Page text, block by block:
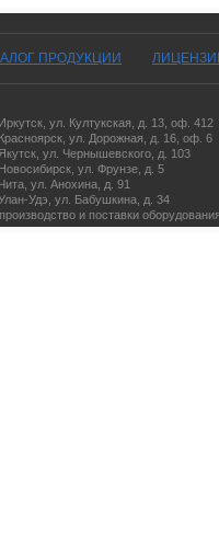
ПРОДУКЦИИ
ул. Култукская, д. 13 , оф. 412
ул. Дорожная, д. 16, оф. 6
ул. Чернышевского, д. 103
ул. Фрунзе, д. 5
ул. Анохина, д. 91
Удэ ул. Бабушкина, д. 34
и поставки оборудования